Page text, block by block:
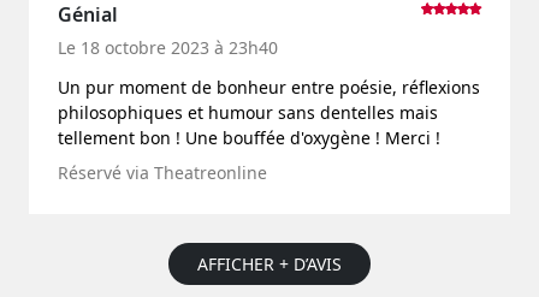
Génial
Le 18 octobre 2023 à 23h40
Un pur moment de bonheur entre poésie, réflexions
philosophiques et humour sans dentelles mais
tellement bon ! Une bouffée d'oxygène ! Merci !
Réservé via Theatreonline
AFFICHER + D’AVIS